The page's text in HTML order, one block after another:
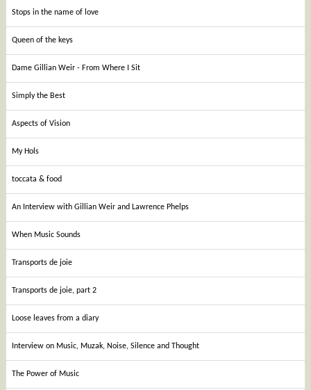
Stops in the name of love
Queen of the keys
Dame Gillian Weir - From Where I Sit
Simply the Best
Aspects of Vision
My Hols
toccata & food
An Interview with Gillian Weir and Lawrence Phelps
When Music Sounds
Transports de joie
Transports de joie, part 2
Loose leaves from a diary
Interview on Music, Muzak, Noise, Silence and Thought
The Power of Music